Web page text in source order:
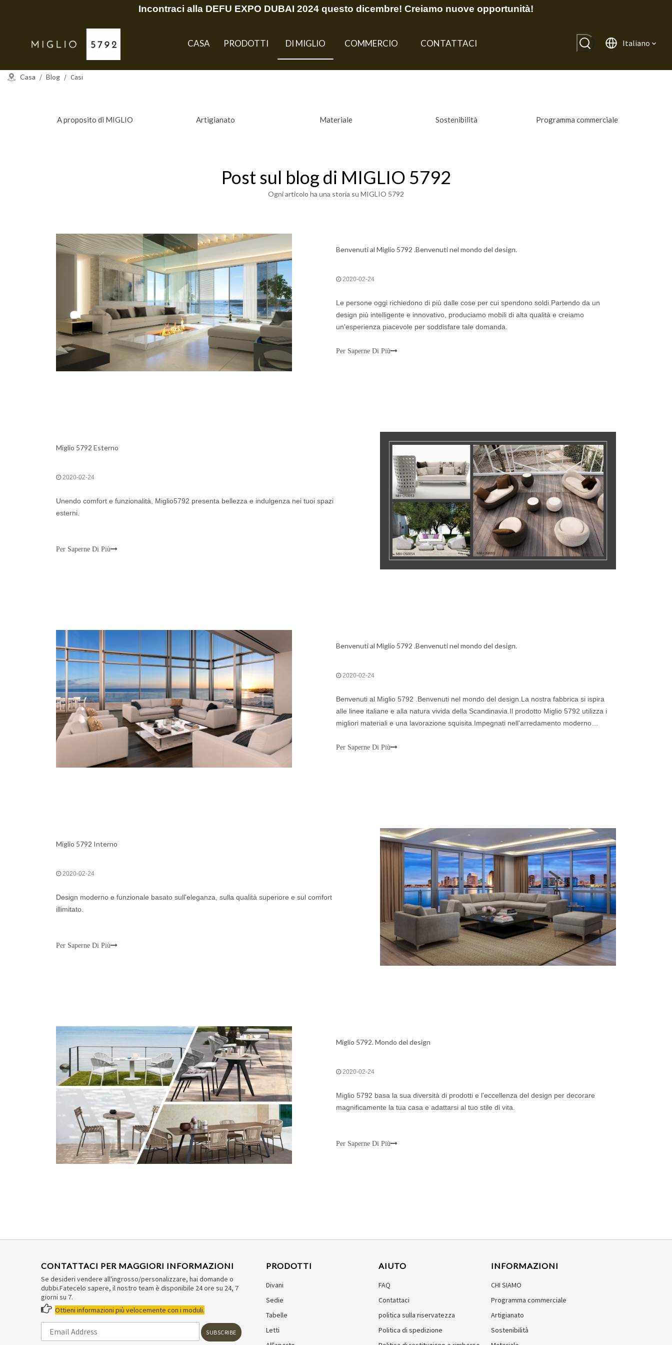
Incontraci alla DEFU EXPO DUBAI 2024 questo dicembre! Creiamo nuove opportunità!
CASA PRODOTTI DI MIGLIO COMMERCIO CONTATTACI Italiano
Casa / Blog / Casi
A proposito di MIGLIO Artigianato Materiale Sostenibilità Programma commerciale
Post sul blog di MIGLIO 5792
Ogni articolo ha una storia su MIGLIO 5792
Benvenuti al Miglio 5792 .Benvenuti nel mondo del design.
2020-02-24
Le persone oggi richiedono di più dalle cose per cui spendono soldi.Partendo da un
design più intelligente e innovativo, produciamo mobili di alta qualità e creiamo
un'esperienza piacevole per soddisfare tale domanda.
Per Saperne Di Più
Miglio 5792 Esterno
2020-02-24
Unendo comfort e funzionalità, Miglio5792 presenta bellezza e indulgenza nei tuoi spazi
esterni.
Per Saperne Di Più
Benvenuti al Miglio 5792 .Benvenuti nel mondo del design.
2020-02-24
Benvenuti al Miglio 5792 .Benvenuti nel mondo del design.La nostra fabbrica si ispira
alle linee italiane e alla natura vivida della Scandinavia.Il prodotto Miglio 5792 utilizza i
migliori materiali e una lavorazione squisita.Impegnati nell'arredamento moderno
Per Saperne Di Più
Miglio 5792 Interno
2020-02-24
Design moderno e funzionale basato sull'eleganza, sulla qualità superiore e sul comfort
illimitato.
Per Saperne Di Più
Miglio 5792. Mondo del design
2020-02-24
Miglio 5792 basa la sua diversità di prodotti e l'eccellenza del design per decorare
magnificamente la tua casa e adattarsi al tuo stile di vita.
Per Saperne Di Più
CONTATTACI PER MAGGIORI INFORMAZIONI
Se desideri vendere all'ingrosso/personalizzare, hai domande o
dubbi.Fatecelo sapere, il nostro team è disponibile 24 ore su 24, 7
giorni su 7.
 Ottieni informazioni più velocemente con i moduli.
SUBSCRIBE
PRODOTTI
Divani
Sedie
Tabelle
Letti
AIUTO
FAQ
Contattaci
politica sulla riservatezza
Politica di spedizione
INFORMAZIONI
CHI SIAMO
Programma commerciale
Artigianato
Sostenibilità